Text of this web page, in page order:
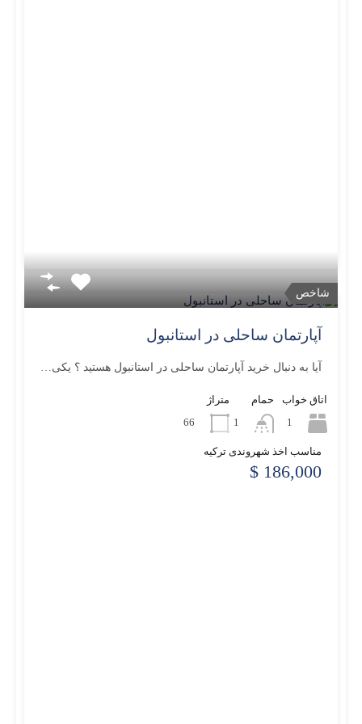
شاخص
آپارتمان ساحلی در استانبول
آیا به دنبال خرید آپارتمان ساحلی در استانبول هستید ؟ یکی…
اتاق خواب
1
حمام
1
متراژ
66
مناسب اخذ شهروندی ترکیه
186,000 $